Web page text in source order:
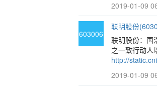
2019-01-09
603006
联明股份
联明股份：国
之一致行动人
http://
2019-01-09